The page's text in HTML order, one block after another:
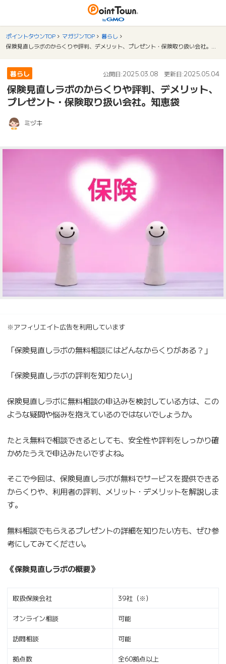
ポイントタウンTOP マガジンTOP
暮らし
暮らし 公開日:2025.03.08 更新日:2025.05.04
保険見直しラボのからくりや評判、デメリット、
プレゼント・保険取り扱い会社。知恵袋
ミヅキ
※アフィリエイト広告を利用しています
「保険見直しラボの無料相談にはどんなからくりがある？」
「保険見直しラボの評判を知りたい」
保険見直しラボに無料相談の申込みを検討している方は、この
ような疑問や悩みを抱えているのではないでしょうか。
たとえ無料で相談できるとしても、安全性や評判をしっかり確
かめたうえで申込みたいですよね。
そこで今回は、保険見直しラボが無料でサービスを提供できる
からくりや、利用者の評判、メリット・デメリットを解説しま
す。
無料相談でもらえるプレゼントの詳細を知りたい方も、ぜひ参
考にしてみてください。
《保険見直しラボの概要》
取扱保険会社 39社（※）
オンライン相談 可能
訪問相談 可能
拠点数 全60拠点以上